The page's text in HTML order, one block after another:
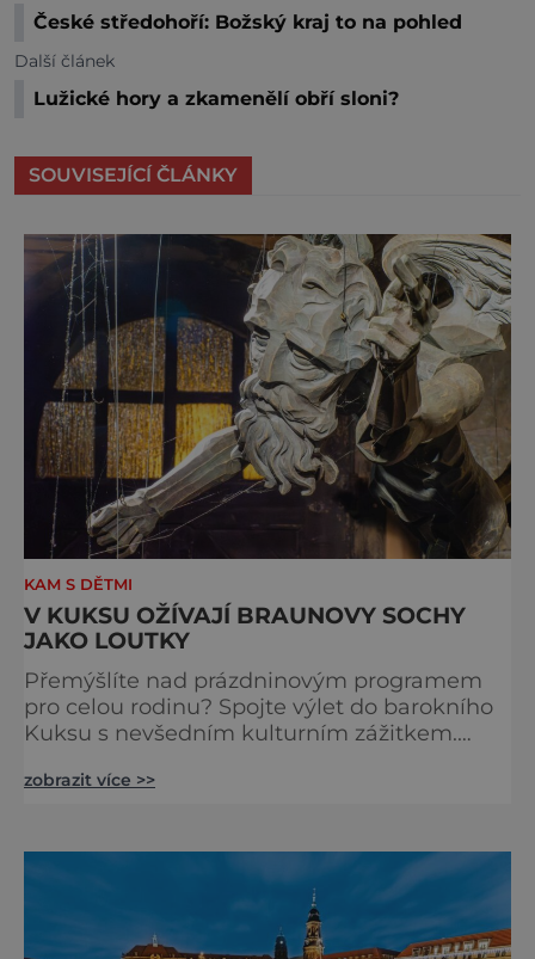
České středohoří: Božský kraj to na pohled
Další článek
Lužické hory a zkamenělí obří sloni?
SOUVISEJÍCÍ ČLÁNKY
KAM S DĚTMI
V KUKSU OŽÍVAJÍ BRAUNOVY SOCHY
JAKO LOUTKY
Přemýšlíte nad prázdninovým programem
pro celou rodinu? Spojte výlet do barokního
Kuksu s nevšedním kulturním zážitkem.
Comoedien-Hausu zve na stálou expozici
Matyáše Bernarda Brauna nejen z Kuksu.
Výstava Braunova socha loutkou představuje
padesát autorských loutek řezbáře a scénog
zobrazit více >>